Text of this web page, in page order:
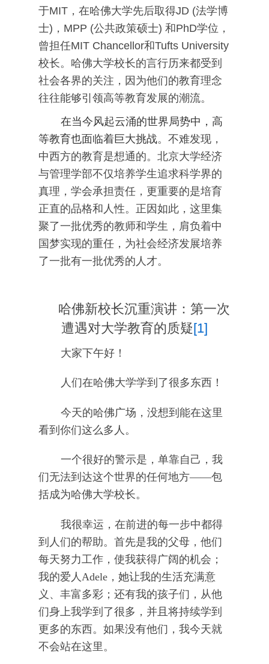
于MIT，在哈佛大学先后取得JD (法学博
士)，MPP (公共政策硕士) 和PhD学位，
曾担任MIT Chancellor和Tufts University
校长。哈佛大学校长的言行历来都受到
社会各界的关注，因为他们的教育理念
往往能够引领高等教育发展的潮流。
在当今风起云涌的世界局势中，高
等教育也面临着巨大挑战。不难发现，
中西方的教育是想通的。北京大学经济
与管理学部不仅培养学生追求科学界的
真理，学会承担责任，更重要的是培育
正直的品格和人性。正因如此，这里集
聚了一批优秀的教师和学生，肩负着中
国梦实现的重任，为社会经济发展培养
了一批有一批优秀的人才。
哈佛新校长沉重演讲：第一次
遭遇对大学教育的质疑[1]
大家下午好！
人们在哈佛大学学到了很多东西！
今天的哈佛广场，没想到能在这里
看到你们这么多人。
一个很好的警示是，单靠自己，我
们无法到达这个世界的任何地方——包
括成为哈佛大学校长。
我很幸运，在前进的每一步中都得
到人们的帮助。首先是我的父母，他们
每天努力工作，使我获得广阔的机会；
我的爱人Adele，她让我的生活充满意
义、丰富多彩；还有我的孩子们，从他
们身上我学到了很多，并且将持续学到
更多的东西。如果没有他们，我今天就
不会站在这里。